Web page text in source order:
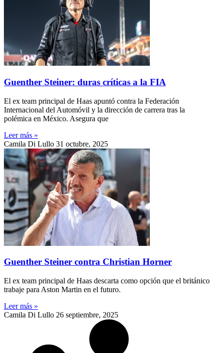
Guenther Steiner: duras críticas a la FIA
El ex team principal de Haas apuntó contra la Federación
Internacional del Automóvil y la dirección de carrera tras la
polémica en México. Asegura que
Leer más »
Camila Di Lullo 31 octubre, 2025
Guenther Steiner contra Christian Horner
El ex team principal de Haas descarta como opción que el británico
trabaje para Aston Martin en el futuro.
Leer más »
Camila Di Lullo 26 septiembre, 2025